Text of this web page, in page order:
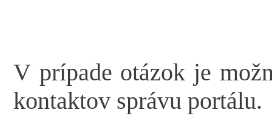
V prípade otázok je
kontaktov správu portálu.